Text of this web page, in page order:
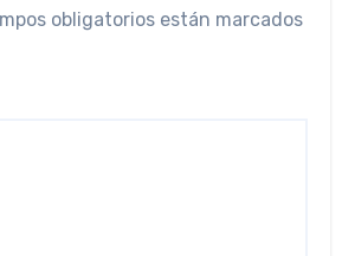
obligatorios están marcados